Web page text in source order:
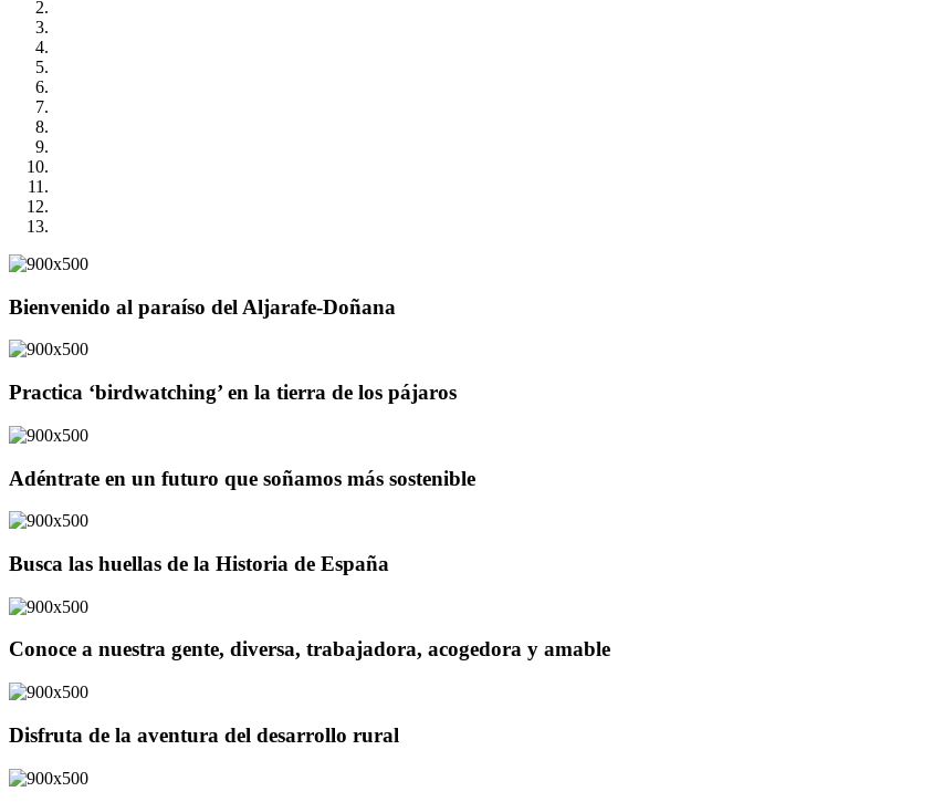
Bienvenido al paraíso del Aljarafe-Doñana
Practica ‘birdwatching’ en la tierra de los pájaros
Adéntrate en un futuro que soñamos más sostenible
Busca las huellas de la Historia de España
Conoce a nuestra gente, diversa, trabajadora, acogedora y amable
Disfruta de la aventura del desarrollo rural